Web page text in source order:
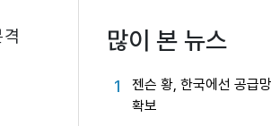
많이 본 뉴스
1
젠슨 황, 한국에선 공급
확보